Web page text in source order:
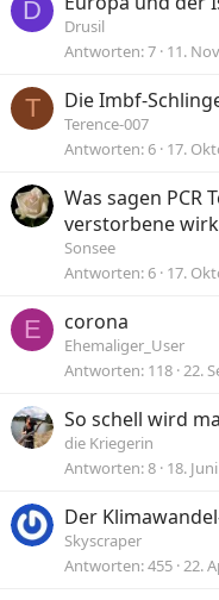
D
Drusil
Antworten 7 11.
T Die Imbf-
Terence-007
Antworten 6 17.
Was sagen PCR
verstorbene
Sonsee
Antworten 6 17.
E corona
Ehemaliger_User
Antworten 118 22.
So schell wird
die Kriegerin
Antworten 8 18.
Der
Skyscraper
Antworten 455 22.